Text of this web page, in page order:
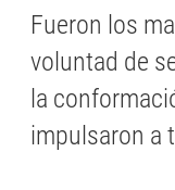
Fueron los
voluntad de
la
impulsaron a